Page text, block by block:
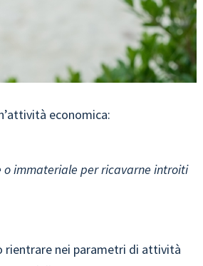
economica:
immateriale per ricavarne introiti
rientrare nei parametri di attività